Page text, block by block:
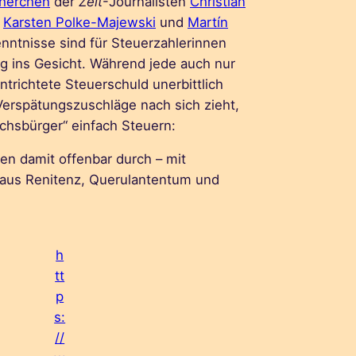
Karsten Polke-Majewski und Martín
sind für Steuerzahlerinnen
ins Gesicht. Während jede auch nur
Steuerschuld unerbittlich
nach sich zieht,
einfach Steuern:
damit offenbar durch – mit
Renitenz, Querulantentum und
h
tt
p
s:
//